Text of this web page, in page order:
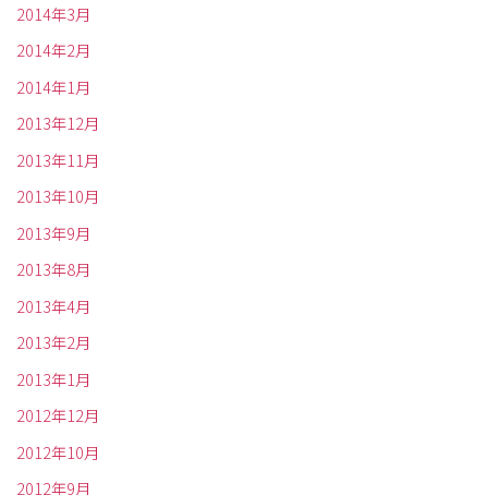
2014年3月
2014年2月
2014年1月
2013年12月
2013年11月
2013年10月
2013年9月
2013年8月
2013年4月
2013年2月
2013年1月
2012年12月
2012年10月
2012年9月